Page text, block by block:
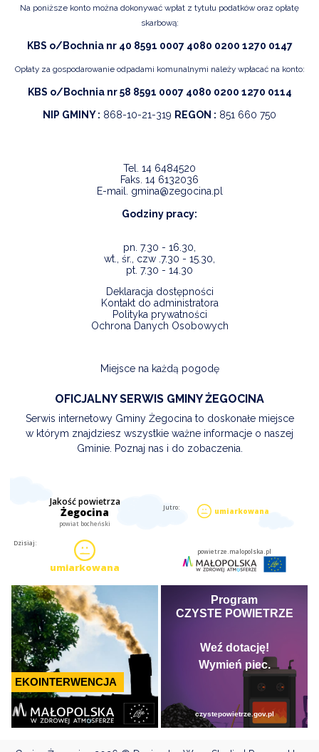
Na poniższe konto można dokonywać wpłat z tytułu podatków oraz opłatę
skarbową:
KBS o/Bochnia nr 40 8591 0007 4080 0200 1270 0147
Opłaty za gospodarowanie odpadami komunalnymi należy wpłacać na konto:
KBS o/Bochnia nr 58 8591 0007 4080 0200 1270 0114
NIP GMINY : 868-10-21-319 REGON : 851 660 750
Tel. 14 6484520
Faks. 14 6132036
E-mail. gmina@zegocina.pl
Godziny pracy:
pn. 7.30 - 16.30,
wt., śr., czw .7.30 - 15.30,
pt. 7.30 - 14.30
Deklaracja dostępności
Kontakt do administratora
Polityka prywatności
Ochrona Danych Osobowych
Miejsce na każdą pogodę
OFICJALNY SERWIS GMINY ŻEGOCINA
Serwis internetowy Gminy Żegocina to doskonałe miejsce
w którym znajdziesz wszystkie ważne informacje o naszej
Gminie. Poznaj nas i do zobaczenia.